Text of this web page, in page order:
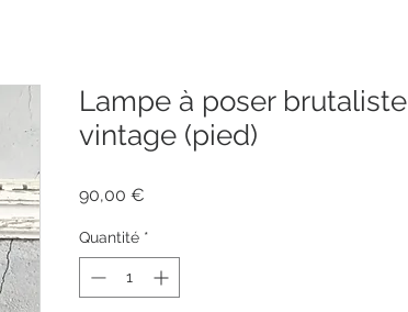
Lampe à poser brutaliste
vintage (pied)
90,00 €
Quantité *